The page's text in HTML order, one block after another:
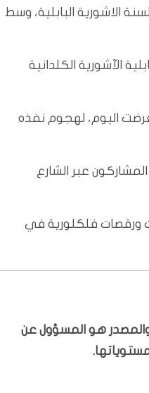
الاشورية البابلية، وسط
الآشورية الكلدانية
اليوم، لهجوم نفذه
عبر الشارع
ورقصات فلكلورية في
والمصدر هو المسؤول عن